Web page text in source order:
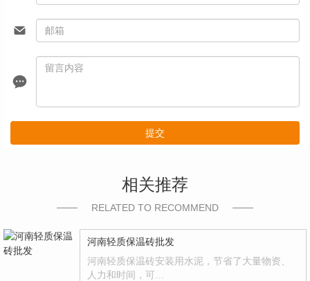
提交
相关推荐
RELATED TO RECOMMEND
河南轻质保温砖批发
河南轻质保温砖安装用水泥，节省了大量物资、
人力和时间，可…